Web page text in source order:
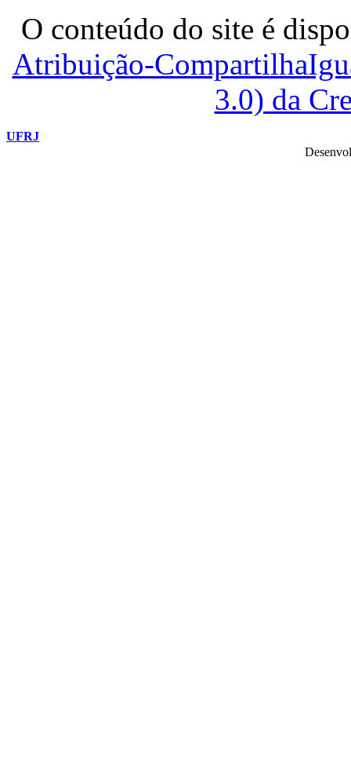
O conteúdo do site é
Atribuição-
3.0) da
UFRJ